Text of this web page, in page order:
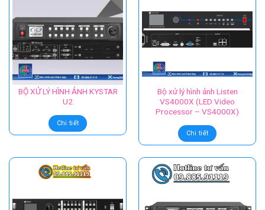
BỘ XỬ LÝ HÌNH ẢNH KYSTAR
U2
Chi tiết
Bộ xử lý hình ảnh Listen
VS4000X (LED Video
Processor – VS4000X)
Chi tiết